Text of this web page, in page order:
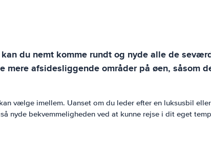
du nemt komme rundt og nyde alle de
afsidesliggende områder på øen, såsom
vælge imellem. Uanset om du leder efter en luksusbil
bekvemmeligheden ved at kunne rejse i dit eget